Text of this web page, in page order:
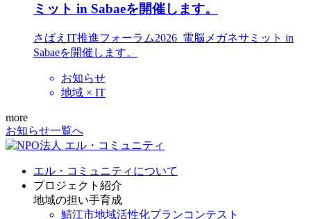
ミット in Sabaeを開催します。
さばえIT推進フォーラム2026_電脳メガネサミット in
Sabaeを開催します。
お知らせ
地域 × IT
more
お知らせ一覧へ
エル・コミュニティについて
プロジェクト紹介
地域の担い手育成
鯖江市地域活性化プランコンテスト